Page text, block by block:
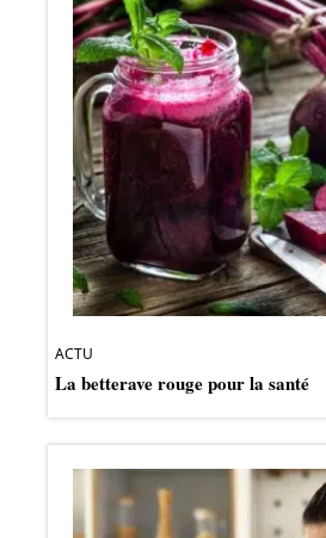
ACTU
La betterave rouge pour la santé